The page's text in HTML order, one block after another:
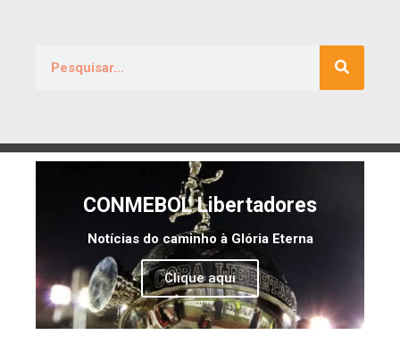
CONMEBOL Libertadores
Notícias do caminho à Glória Eterna
Clique aqui